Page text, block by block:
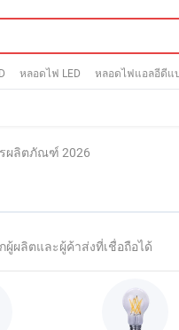
หลอดไฟ LED หลอดไฟแอลอีดีแ
ผลิตภัณฑ์ 2026
ผลิตและผู้ค้าส่งที่เชื่อถือได้